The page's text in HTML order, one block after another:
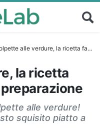
alle verdure, la ricetta facile: ingredienti e preparazione
la ricetta
alle verdure!
squisito piatto a